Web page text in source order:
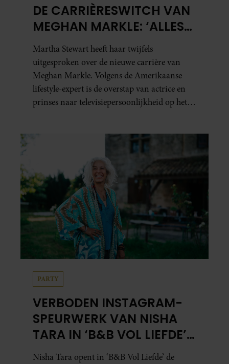
DE CARRIÈRESWITCH VAN
MEGHAN MARKLE: ‘ALLES
DRAAIT OM
AUTHENTICITEIT’
Martha Stewart heeft haar twijfels
uitgesproken over de nieuwe carrière van
Meghan Markle. Volgens de Amerikaanse
lifestyle-expert is de overstap van actrice en
prinses naar televisiepersoonlijkheid op het
PARTY
VERBODEN INSTAGRAM-
SPEURWERK VAN NISHA
TARA IN ‘B&B VOL LIEFDE’
ZORGT VOOR VRAGEN
Nisha Tara opent in ‘B&B Vol Liefde’ de